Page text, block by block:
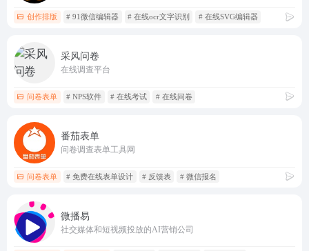
创作排版 # 91微信编辑器 # 在线ocr文字识别 # 在线SVG编辑器
采风问卷
在线调查平台
问卷表单 # NPS软件 # 在线考试 # 在线问卷
番茄表单
问卷调查表单工具网
问卷表单 # 免费在线表单设计 # 反馈表 # 微信报名
微播易
社交媒体和短视频投放的AI营销公司